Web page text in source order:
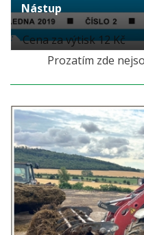
Nástup
Cena za výtisk 12 Kč
Prozatím zde